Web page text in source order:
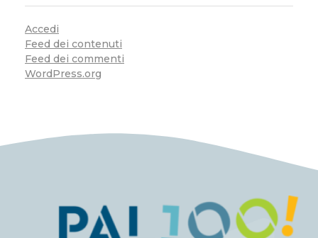
Accedi
Feed dei contenuti
Feed dei commenti
WordPress.org